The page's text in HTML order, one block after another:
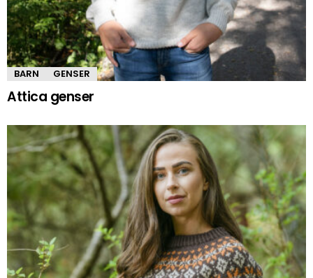
BARN GENSER
Attica genser